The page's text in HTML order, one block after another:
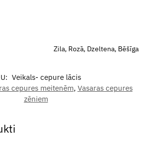
Zila, Rozā, Dzeltena, Bēšīga
Veikals- cepure lācis
cepures meitenēm, Vasaras cepures
zēniem